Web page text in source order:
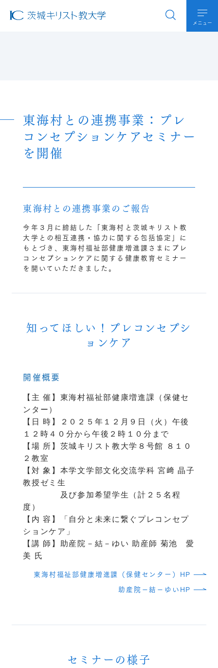
メニュー
東海村との連携事業：プレ
コンセプションケアセミナー
を開催
東海村との連携事業のご報告
今年３月に締結した「東海村と茨城キリスト教
大学との相互連携・協力に関する包括協定」に
もとづき、東海村福祉部健康増進課さまにプレ
コンセプションケアに関する健康教育セミナー
を開いていただきました。
知ってほしい！プレコンセプシ
ョンケア
開催概要
【主 催】東海村福祉部健康増進課（保健セ
ンター）
【日 時】２０２５年１２月９日（火）午後
１２時４０分から午後２時１０分まで
【場 所】茨城キリスト教大学８号館 ８１０
２教室
【対 象】本学文学部文化交流学科 宮﨑 晶子
教授ゼミ生
及び参加希望学生（計２５名程
度）
【内 容】「自分と未来に繋ぐプレコンセプ
ションケア」
【講 師】助産院－結－ゆい 助産師 菊池 愛
美 氏
東海村福祉部健康増進課（保健センター）HP
助産院－結－ゆいHP
セミナーの様子